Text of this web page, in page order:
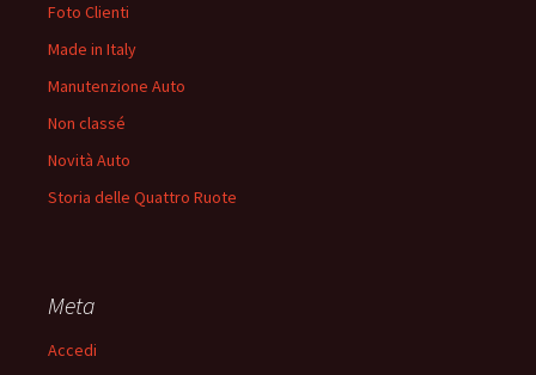
Foto Clienti
Made in Italy
Manutenzione Auto
Non classé
Novità Auto
Storia delle Quattro Ruote
Meta
Accedi